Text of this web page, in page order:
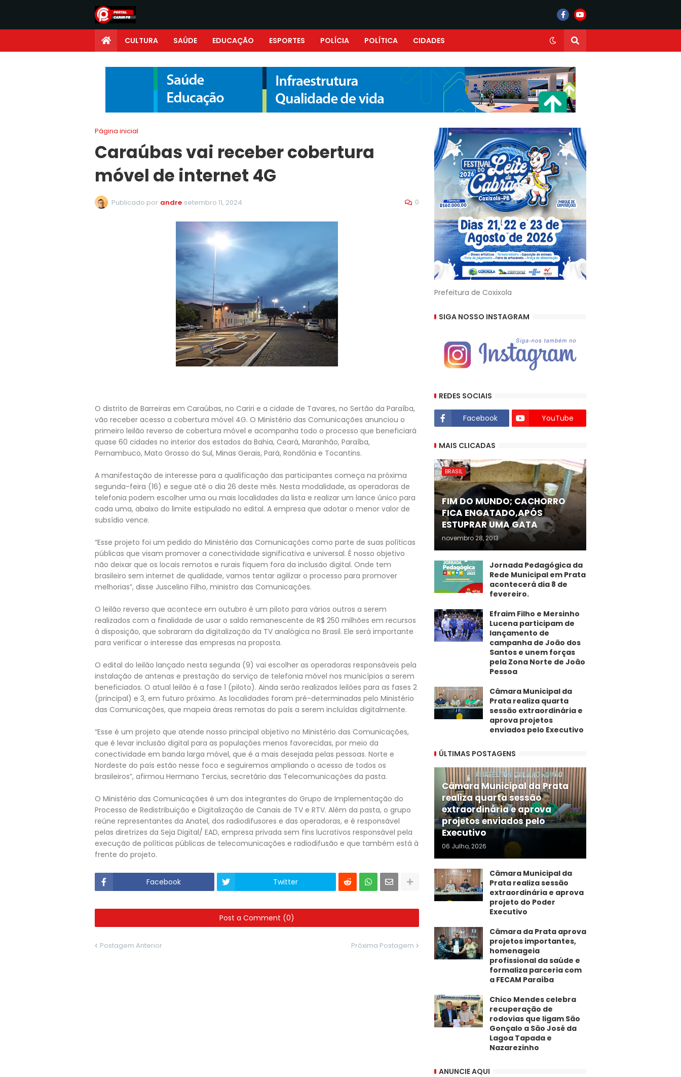
CULTURA SAÚDE EDUCAÇÃO ESPORTES POLÍCIA POLÍTICA CIDADES
Página inicial
Caraúbas vai receber cobertura
móvel de internet 4G
Publicado por andre setembro 11, 2024 0
O distrito de Barreiras em Caraúbas, no Cariri e a cidade de Tavares, no Sertão da Paraíba,
vão receber acesso a cobertura móvel 4G. O Ministério das Comunicações anunciou o
primeiro leilão reverso de cobertura móvel e acompanha todo o processo que beneficiará
quase 60 cidades no interior dos estados da Bahia, Ceará, Maranhão, Paraíba,
Pernambuco, Mato Grosso do Sul, Minas Gerais, Pará, Rondônia e Tocantins.
A manifestação de interesse para a qualificação das participantes começa na próxima
segunda-feira (16) e segue até o dia 26 deste mês. Nesta modalidade, as operadoras de
telefonia podem escolher uma ou mais localidades da lista e realizar um lance único para
cada uma, abaixo do limite estipulado no edital. A empresa que adotar o menor valor de
subsídio vence.
“Esse projeto foi um pedido do Ministério das Comunicações como parte de suas políticas
públicas que visam promover a conectividade significativa e universal. É nosso objetivo
não deixar que os locais remotos e rurais fiquem fora da inclusão digital. Onde tem
brasileiro sem internet de qualidade, vamos tentar agilizar o processo para promover
melhorias”, disse Juscelino Filho, ministro das Comunicações.
O leilão reverso que acontece em outubro é um piloto para vários outros a serem
realizados com a finalidade de usar o saldo remanescente de R$ 250 milhões em recursos
à disposição, que sobraram da digitalização da TV analógica no Brasil. Ele será importante
para verificar o interesse das empresas na proposta.
O edital do leilão lançado nesta segunda (9) vai escolher as operadoras responsáveis pela
instalação de antenas e prestação do serviço de telefonia móvel nos municípios a serem
beneficiados. O atual leilão é a fase 1 (piloto). Ainda serão realizados leilões para as fases 2
(principal) e 3, em futuro próximo. As localidades foram pré-determinadas pelo Ministério
das Comunicações, que mapeia áreas remotas do país a serem incluídas digitalmente.
“Esse é um projeto que atende nosso principal objetivo no Ministério das Comunicações,
que é levar inclusão digital para as populações menos favorecidas, por meio da
conectividade em banda larga móvel, que é a mais desejada pelas pessoas. Norte e
Nordeste do país estão nesse foco e seguiremos ampliando o acesso de todos os
brasileiros”, afirmou Hermano Tercius, secretário das Telecomunicações da pasta.
O Ministério das Comunicações é um dos integrantes do Grupo de Implementação do
Processo de Redistribuição e Digitalização de Canais de TV e RTV. Além da pasta, o grupo
reúne representantes da Anatel, dos radiodifusores e das operadoras, e é responsável
pelas diretrizes da Seja Digital/ EAD, empresa privada sem fins lucrativos responsável pela
execução de políticas públicas de telecomunicações e radiodifusão e que também está à
frente do projeto.
Facebook Twitter
Post a Comment (0)
Postagem Anterior Próxima Postagem
Prefeitura de Coxixola
SIGA NOSSO INSTAGRAM
REDES SOCIAIS
Facebook YouTube
MAIS CLICADAS
BRASIL
FIM DO MUNDO; CACHORRO
FICA ENGATADO,APÓS
ESTUPRAR UMA GATA
novembro 28, 2013
Jornada Pedagógica da
Rede Municipal em Prata
acontecerá dia 8 de
fevereiro.
Efraim Filho e Mersinho
Lucena participam de
lançamento de
campanha de João dos
Santos e unem forças
pela Zona Norte de João
Pessoa
Câmara Municipal da
Prata realiza quarta
sessão extraordinária e
aprova projetos
enviados pelo Executivo
ÚLTIMAS POSTAGENS
Câmara Municipal da Prata
realiza quarta sessão
extraordinária e aprova
projetos enviados pelo
Executivo
06 Julho, 2026
Câmara Municipal da
Prata realiza sessão
extraordinária e aprova
projeto do Poder
Executivo
​Câmara da Prata aprova
projetos importantes,
homenageia
profissional da saúde e
formaliza parceria com
a FECAM Paraíba
Chico Mendes celebra
recuperação de
rodovias que ligam São
Gonçalo a São José da
Lagoa Tapada e
Nazarezinho
ANUNCIE AQUI